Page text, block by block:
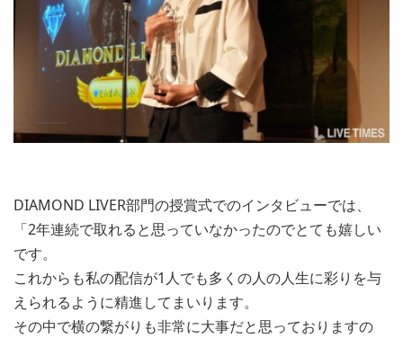
DIAMOND LIVER部門の授賞式でのインタビューでは、
「2年連続で取れると思っていなかったのでとても嬉しい
です。
これからも私の配信が1人でも多くの人の人生に彩りを与
えられるように精進してまいります。
その中で横の繋がりも非常に大事だと思っておりますの